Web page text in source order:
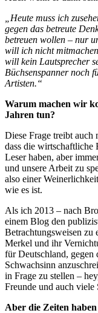
„Heute muss ich
gegen das betreute
betreuen wollen – nur
will ich nicht
will kein Lautsprecher
Büchsenspanner noch
Artisten.“
Warum machen wir
Jahren tun?
Diese Frage treibt auch
dass die wirtschaftliche
Leser haben, aber
und unsere Arbeit zu
also einer
wie es ist.
Als ich 2013 – nach
einem Blog den
Betrachtungsweisen zu
Merkel und ihr
für Deutschland, gegen
Schwachsinn
in Frage zu stellen –
Freunde und auch viele
Aber die Zeiten